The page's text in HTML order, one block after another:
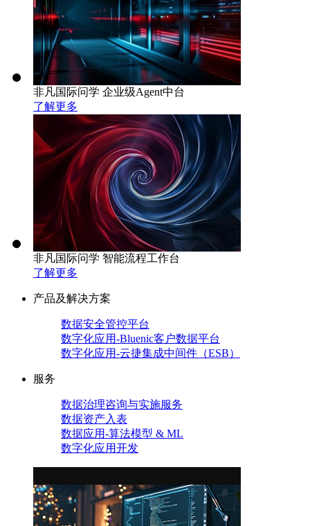
非凡国际问学 企业级Agent中台
了解更多
非凡国际问学 智能流程工作台
了解更多
产品及解决方案
数据安全管控平台
数字化应用-Bluenic客户数据平台
数字化应用-云捷集成中间件（ESB）
服务
数据治理咨询与实施服务
数据资产入表
数据应用-算法模型 & ML
数字化应用开发